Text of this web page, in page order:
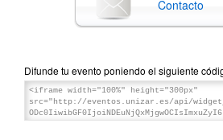
Contacto
Difunde tu evento poniendo el siguiente